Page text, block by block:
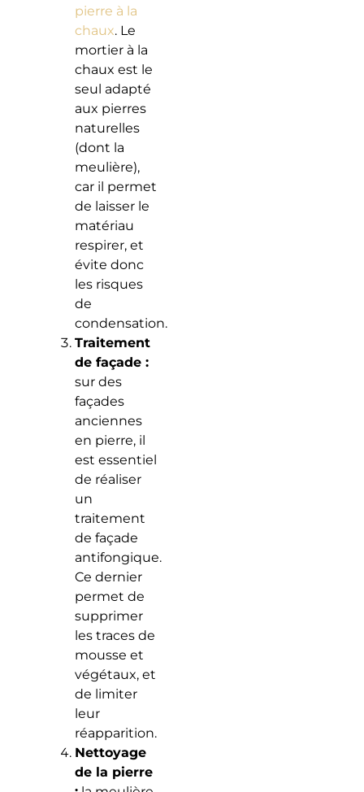
pierre à la
chaux. Le
mortier à la
chaux est le
seul adapté
aux pierres
naturelles
(dont la
meulière),
car il permet
de laisser le
matériau
respirer, et
évite donc
les risques
de
condensation.
Traitement
de façade :
sur des
façades
anciennes
en pierre, il
est essentiel
de réaliser
un
traitement
de façade
antifongique.
Ce dernier
permet de
supprimer
les traces de
mousse et
végétaux, et
de limiter
leur
réapparition.
Nettoyage
de la pierre